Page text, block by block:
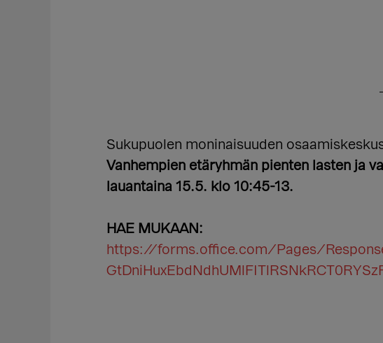
Sukupuolen moninaisuuden
Vanhempien etäryhmän pienten lasten ja
lauantaina 15.5. klo 10:45-13.
HAE MUKAAN:
https://forms.office.com/Pages/